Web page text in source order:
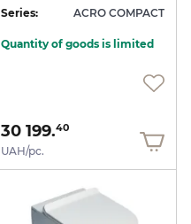
Series: ACRO COMPACT
Quantity of goods is limited
30 199.40
UAH/pc.